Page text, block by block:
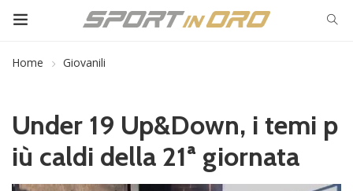
Home Giovanili
Under 19 Up&Down, i temi p
iù caldi della 21ª giornata